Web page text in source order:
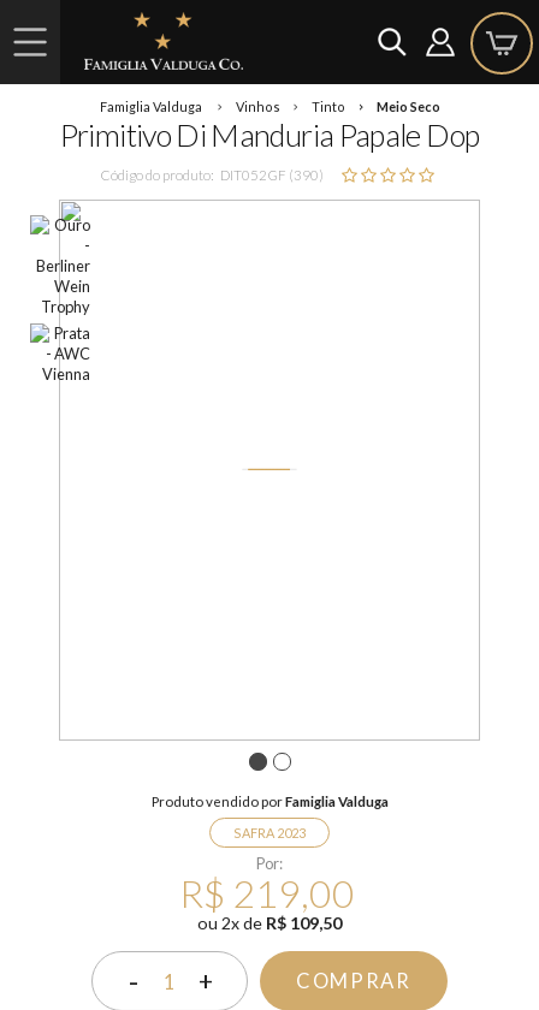
Famiglia Valduga Vinhos Tinto Meio Seco
Primitivo Di Manduria Papale Dop
Código do produto: DIT052GF (390)
1 2
Produto vendido porFamiglia Valduga
SAFRA 2023
Por:
R$ 219,00
ou 2xde R$ 109,50
- 1 + COMPRAR